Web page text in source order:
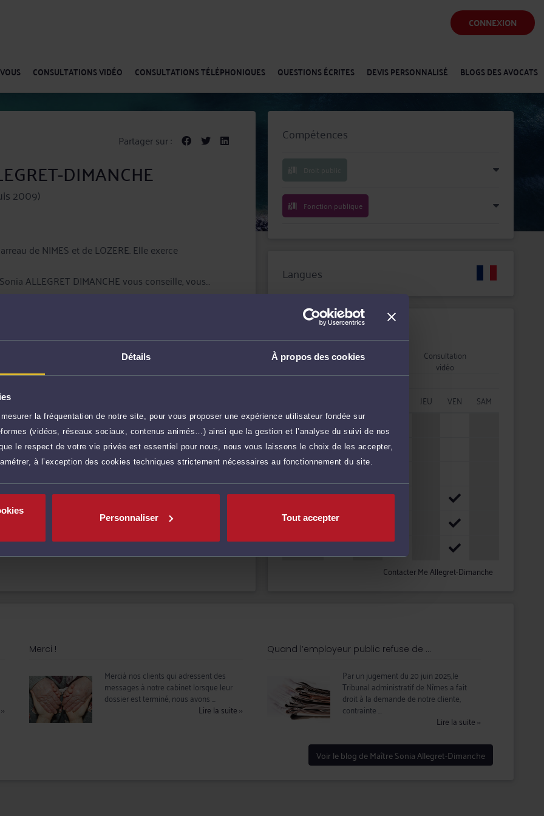
Détails À propos des cookies
la fréquentation de notre site, pour vous proposer une expérience utilisateur fondée sur
(vidéos, réseaux sociaux, contenus animés…) ainsi que la gestion et l’analyse du suivi de nos
le respect de votre vie privée est essentiel pour nous, nous vous laissons le choix de les accepter,
à l’exception des cookies techniques strictement nécessaires au fonctionnement du site.
Personnaliser Tout accepter
CONNEXION
CONSULTATIONS VIDÉO CONSULTATIONS TÉLÉPHONIQUES QUESTIONS ÉCRITES DEVIS PERSONNALISÉ BLOGS DES AVOCATS
Partager sur :
DIMANCHE
2009)
et de LOZERE. Elle exerce
ALLEGRET DIMANCHE vous conseille, vous
dans le cadre des médiations et pour tout
120 €TTC
Prendre RDV
Voir sa Grille indicative des Honoraires
par Carte Bancaire. Payer
Compétences
Fonction publique
Langues
Disponibilités
Rendez-vous Consultation
vidéo
JEU VEN
SAM
08h - 10h
10h - 12h
14h - 16h
16h - 18h
Contacter Me Allegret-Dimanche
››
Merci !
Mercià nos clients qui adressent des
messages à notre cabinet lorsque leur
dossier est terminé, nous avons ...
Lire la suite››
Quand l’employeur public refuse de ...
Par un jugement du 20 juin 2025,le
Tribunal administratif de Nîmes a fait
droit à la demande de notre cliente,
contrainte ...
Lire la suite››
Voir le blog de Maître Sonia Allegret-Dimanche